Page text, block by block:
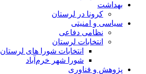
بهداشت
کرونا در لرستان
سیاسی و امنیتی
نظامی دفاعی
انتخابات لرستان
انتخابات شورا های لرستان
شورا شهر خرم‌آباد
پژوهش و فناوری